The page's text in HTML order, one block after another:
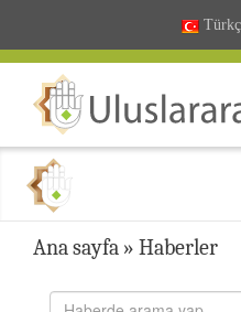
Ana sayfa » Haberler